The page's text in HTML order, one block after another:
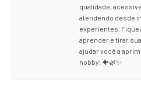
qualidade,
atendendo desde
experientes. Fique
aprender e tirar
ajudar você a
hobby! 🐠🌿✨